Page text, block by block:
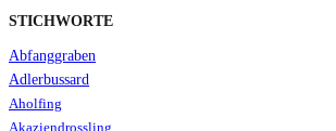
STICHWORTE
Abfanggraben
Adlerbussard
Aholfing